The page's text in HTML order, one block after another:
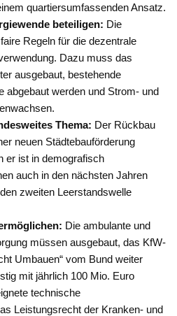
quartiersumfassenden Ansatz.
beteiligen: Die
Regeln für die dezentrale
Dazu muss das
ausgebaut, bestehende
abgebaut werden und Strom- und
Thema: Der Rückbau
neuen Städtebauförderung
er ist in demografisch
auch in den nächsten Jahren
zweiten Leerstandswelle
Die ambulante und
müssen ausgebaut, das KfW-
Umbauen“ vom Bund weiter
mit jährlich 100 Mio. Euro
technische
Leistungsrecht der Kranken- und